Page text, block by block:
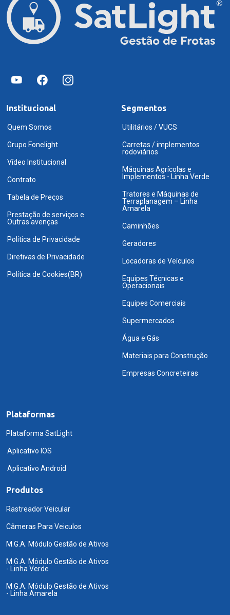
Institucional
Quem Somos
Grupo Fonelight
Vídeo Institucional
Contrato
Tabela de Preços
Prestação de serviços e
Outras avenças
Política de Privacidade
Diretivas de Privacidade
Política de Cookies(BR)
Segmentos
Utilitários / VUCS
Carretas / implementos
rodoviários
Máquinas Agrícolas e
Implementos - Linha Verde
Tratores e Máquinas de
Terraplanagem – Linha
Amarela
Caminhões
Geradores
Locadoras de Veículos
Equipes Técnicas e
Operacionais
Equipes Comerciais
Supermercados
Água e Gás
Materiais para Construção
Empresas Concreteiras
Plataformas
Plataforma SatLight
Aplicativo IOS
Aplicativo Android
Produtos
Rastreador Veicular
Câmeras Para Veiculos
M.G.A. Módulo Gestão de Ativos
M.G.A. Módulo Gestão de Ativos
- Linha Verde
M.G.A. Módulo Gestão de Ativos
- Linha Amarela